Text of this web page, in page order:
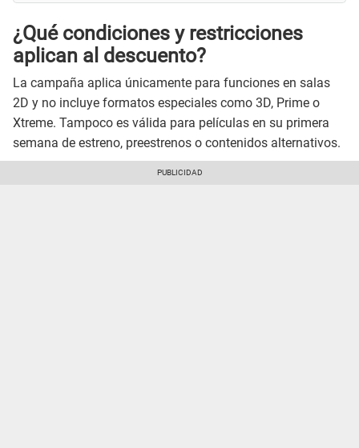
¿Qué condiciones y restricciones
aplican al descuento?
La campaña aplica únicamente para funciones en salas
2D y no incluye formatos especiales como 3D, Prime o
Xtreme. Tampoco es válida para películas en su primera
semana de estreno, preestrenos o contenidos alternativos.